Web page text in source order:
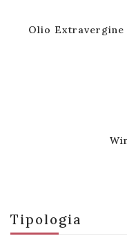
Tipologia
Olio